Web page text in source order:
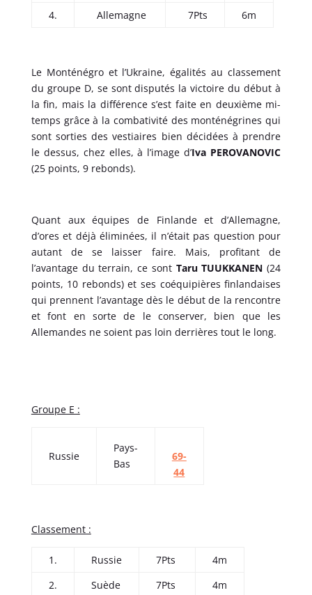
4.
Allemagne 7Pts 6m
Le Monténégro et l’Ukraine, égalités au classement
du groupe D, se sont disputés la victoire du début à
la fin, mais la différence s’est faite en deuxième mi-
temps grâce à la combativité des monténégrines qui
sont sorties des vestiaires bien décidées à prendre
le dessus, chez elles, à l’image d’Iva PEROVANOVIC
(25 points, 9 rebonds).
Quant aux équipes de Finlande et d’Allemagne,
d’ores et déjà éliminées, il n’était pas question pour
autant de se laisser faire. Mais, profitant de
l’avantage du terrain, ce sont Taru TUUKKANEN (24
points, 10 rebonds) et ses coéquipières finlandaises
qui prennent l’avantage dès le début de la rencontre
et font en sorte de le conserver, bien que les
Allemandes ne soient pas loin derrières tout le long.
Groupe E :
Russie
Pays-
Bas
69-
44
Classement :
1. Russie 7Pts
4m
2.
Suède 7Pts 4m